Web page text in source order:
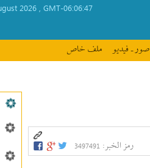
GMT-06:06:47
صور ـ فيديو ملف خاص
رمز الخبر:3497491